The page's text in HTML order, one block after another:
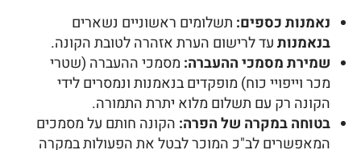
נאמנות כספים: תשלומים ראשוניים נשארים
בנאמנותעד לרישום הערת אזהרה לטובת הקונה.
שמירת מסמכי ההעברה: מסמכי ההעברה (שטרי
מכר וייפויי כוח) מופקדים בנאמנות ונמסרים לידי
הקונה רק עם תשלום מלוא יתרת התמורה.
בטוחה במקרה של הפרה: הקונה חותם על מסמכים
המאפשרים לב"כ המוכר לבטל את הפעולות במקרה